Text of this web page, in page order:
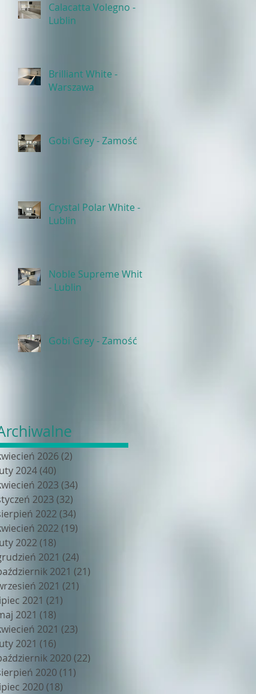
Calacatta Volegno -
Lublin
Brilliant White -
Warszawa
Gobi Grey - Zamość
Crystal Polar White -
Lublin
Noble Supreme White
- Lublin
Gobi Grey - Zamość
2026 (2)
2024(40)
2023 (34)
2023 (32)
2022 (34)
2022 (19)
2022 (18)
2021 (24)
2021 (21)
2021 (21)
2021 (21)
2021 (18)
2021 (23)
2021 (16)
2020 (22)
2020 (11)
2020 (18)